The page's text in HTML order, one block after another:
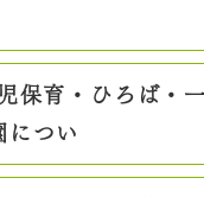
保育・ひろば・
つい